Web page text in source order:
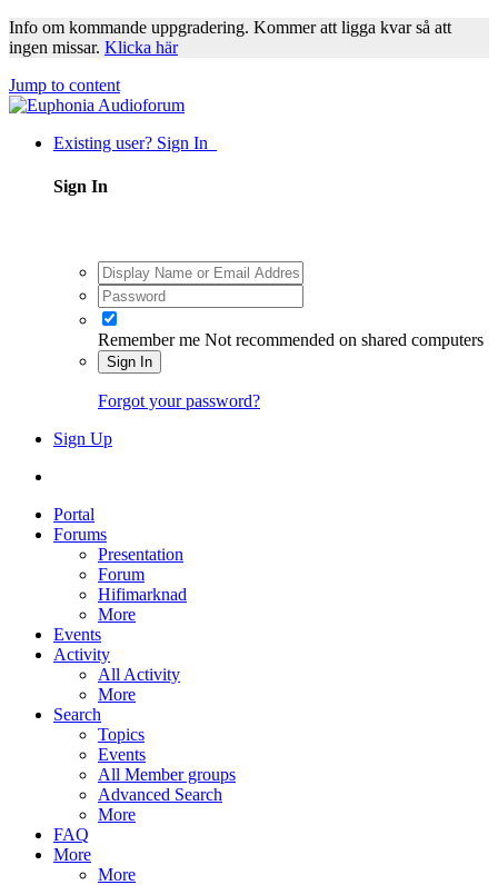
Info om kommande uppgradering. Kommer att ligga kvar så att
ingen missar. Klicka här
Jump to content
Existing user? Sign In
Sign In
Remember me Not recommended on shared computers
Sign In
Forgot your password?
Sign Up
Portal
Forums
Presentation
Forum
Hifimarknad
More
Events
Activity
All Activity
More
Search
Topics
Events
All Member groups
Advanced Search
More
FAQ
More
More